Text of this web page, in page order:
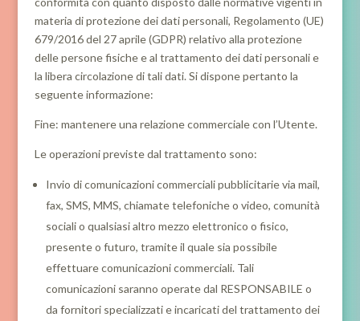
materia di protezione dei dati personali, Regolamento (UE)
679/2016 del 27 aprile (GDPR) relativo alla protezione
delle persone fisiche e al trattamento dei dati personali e
la libera circolazione di tali dati. Si dispone pertanto la
seguente informazione:
Fine: mantenere una relazione commerciale con l’Utente.
Le operazioni previste dal trattamento sono:
Invio di comunicazioni commerciali pubblicitarie via mail,
fax, SMS, MMS, chiamate telefoniche o video, comunità
sociali o qualsiasi altro mezzo elettronico o fisico,
presente o futuro, tramite il quale sia possibile
effettuare comunicazioni commerciali. Tali
comunicazioni saranno operate dal RESPONSABILE o
da fornitori specializzati e incaricati del trattamento dei